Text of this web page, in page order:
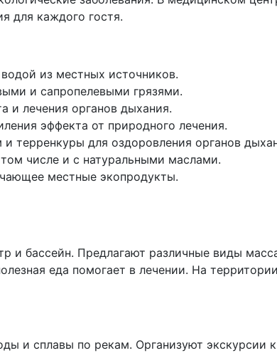
для каждого гостя.
из местных источников.
и сапропелевыми грязями.
и лечения органов дыхания.
эффекта от природного лечения.
терренкуры для оздоровления органов
числе и с натуральными маслами.
местные экопродукты.
и бассейн. Предлагают различные виды
еда помогает в лечении. На
и сплавы по рекам. Организуют экскурсии